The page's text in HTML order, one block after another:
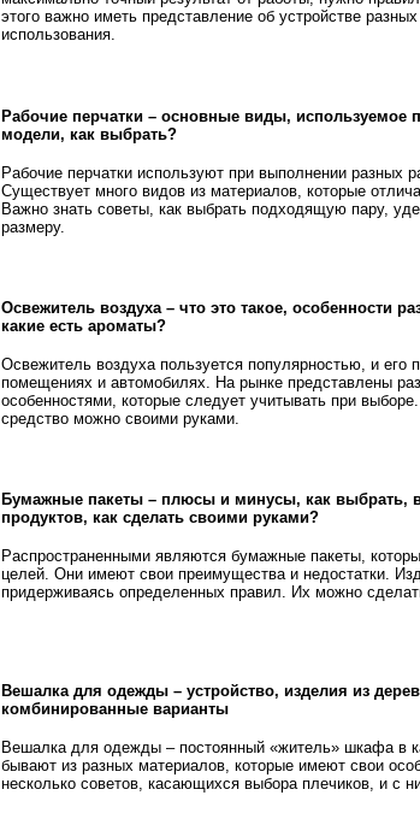
этого важно иметь представление об устройстве
использования.
Рабочие перчатки – основные виды, используемое
модели, как выбрать?
Рабочие перчатки используют при выполнении разных
Существует много видов из материалов, которые
Важно знать советы, как выбрать подходящую пару,
размеру.
Освежитель воздуха – что это такое, особенности
какие есть ароматы?
Освежитель воздуха пользуется популярностью, и его
помещениях и автомобилях. На рынке представлены
особенностями, которые следует учитывать при
средство можно своими руками.
Бумажные пакеты – плюсы и минусы, как выбрать,
продуктов, как сделать своими руками?
Распространенными являются бумажные пакеты,
целей. Они имеют свои преимущества и недостатки.
придерживаясь определенных правил. Их можно
Вешалка для одежды – устройство, изделия из
комбинированные варианты
Вешалка для одежды – постоянный «житель» шкафа в
бывают из разных материалов, которые имеют свои
несколько советов, касающихся выбора плечиков, и с